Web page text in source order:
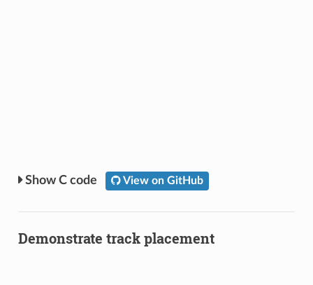
C code View on GitHub
Demonstrate track placement